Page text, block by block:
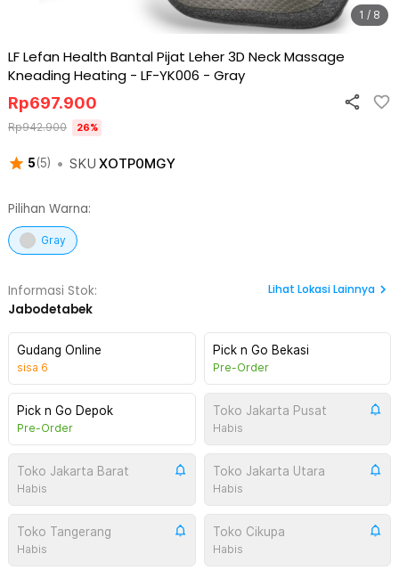
1 / 8
LF Lefan Health Bantal Pijat Leher 3D Neck Massage
Kneading Heating - LF-YK006 - Gray
5(5) • SKU XOTP0MGY
Rp697.900
Rp942.900 26%
Pilihan Warna:
Gray
Informasi Stok:
Jabodetabek
Lihat Lokasi Lainnya
Gudang Online
sisa 6
Pick n Go Bekasi
Pre-Order
Pick n Go Depok
Pre-Order
Toko Jakarta Pusat
Habis
Toko Jakarta Barat
Habis
Toko Jakarta Utara
Habis
Toko Tangerang
Habis
Toko Cikupa
Habis